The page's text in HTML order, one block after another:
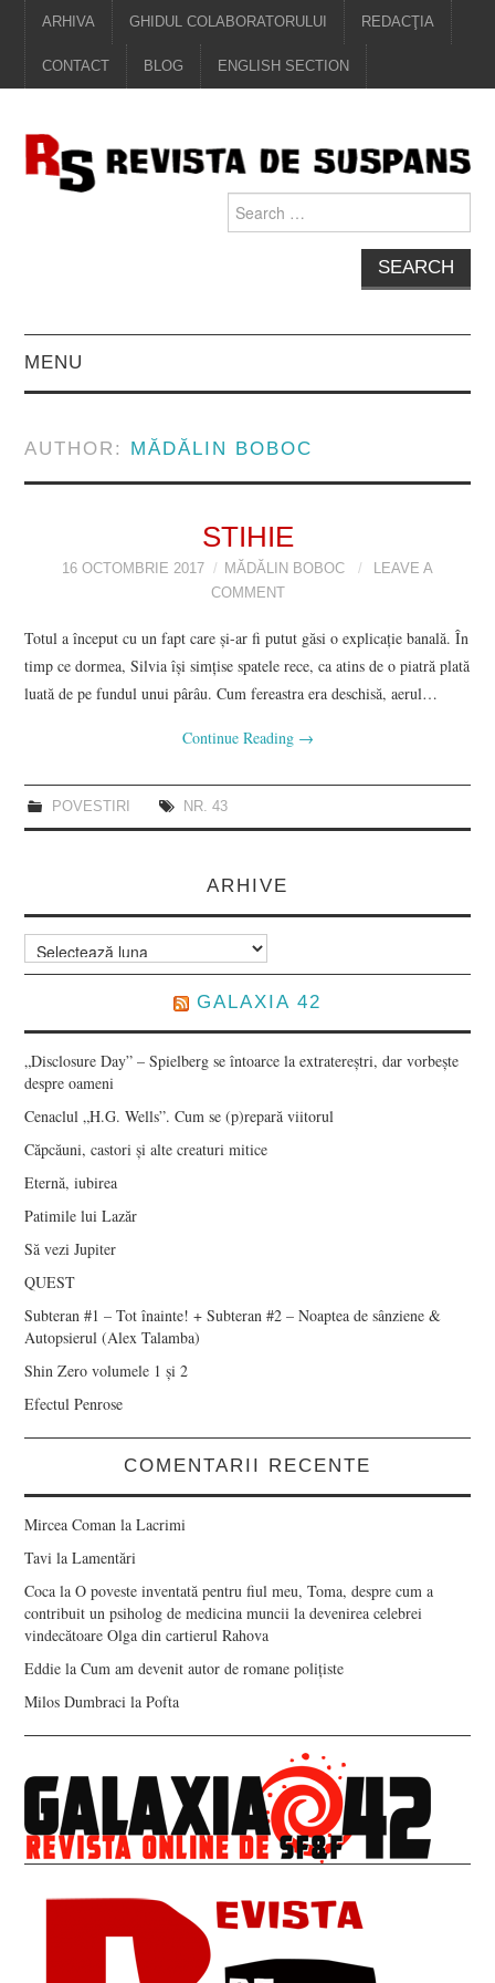
ARHIVA GHIDUL COLABORATORULUI REDACŢIA
CONTACT BLOG ENGLISH SECTION
for:
MENU
VIZIUNI ȘI SPECTRE
CARTE & FILM
SUSPANS
MARTIE 2018
APRILIE 2018
AUTHOR: MĂDĂLIN BOBOC
STIHIE
16 OCTOMBRIE 2017 MĂDĂLIN BOBOC
LEAVE A
COMMENT
Totul a început cu un fapt care şi-ar fi putut găsi o explicaţie banală. În
timp ce dormea, Silvia îşi simţise spatele rece, ca atins de o piatră plată
luată de pe fundul unui pârâu. Cum fereastra era deschisă, aerul…
Continue Reading →
POVESTIRI NR. 43
ARHIVE
Arhive
GALAXIA 42
„Disclosure Day” – Spielberg se întoarce la extratereștri, dar vorbește
despre oameni
Cenaclul „H.G. Wells”. Cum se (p)repară viitorul
Căpcăuni, castori și alte creaturi mitice
Eternă, iubirea
Patimile lui Lazăr
Să vezi Jupiter
QUEST
Subteran #1 – Tot înainte! + Subteran #2 – Noaptea de sânziene &
Autopsierul (Alex Talamba)
Shin Zero volumele 1 și 2
Efectul Penrose
COMENTARII RECENTE
Mircea Coman laLacrimi
Tavi laLamentări
Coca laO poveste inventată pentru fiul meu, Toma, despre cum a
contribuit un psiholog de medicina muncii la devenirea celebrei
vindecătoare Olga din cartierul Rahova
Eddie laCum am devenit autor de romane polițiste
Milos Dumbraci laPofta